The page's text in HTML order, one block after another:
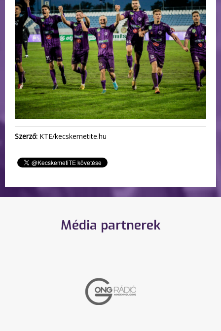
Szerző: KTE/kecskemetite.hu
Média partnerek